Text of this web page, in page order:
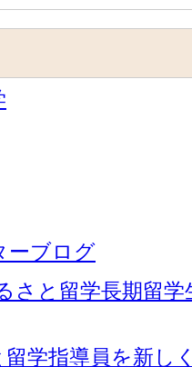
ーブログ
さと留学長期留
学指導員を新し